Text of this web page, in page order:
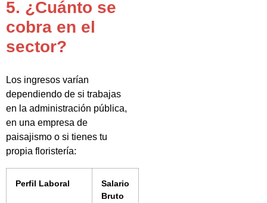
5. ¿Cuánto se
cobra en el
sector?
Los ingresos varían
dependiendo de si trabajas
en la administración pública,
en una empresa de
paisajismo o si tienes tu
propia floristería:
Perfil Laboral
Salario
Bruto